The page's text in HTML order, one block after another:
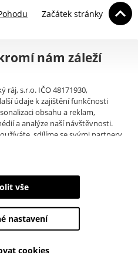
Začátek stránky
nám záleží
ráj, s.r.o. IČO 48171930,
údaje k zajištění funkčnosti
obsahu a reklam,
a analýze naší návštěvnosti.
sdílíme se svými partnery
Google používá. Partneři tyto
toho, že používáte jejich
data z dalších úložišť, IP
s prohlížením webu. Svůj souhlas
vše
nastavení
cookies